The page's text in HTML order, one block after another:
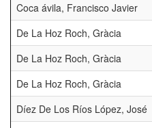
Coca ávila, Francisco Javier
De La Hoz Roch, Gràcia
De La Hoz Roch, Gràcia
De La Hoz Roch, Gràcia
Díez De Los Ríos López, José